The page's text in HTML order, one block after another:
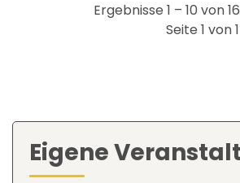
Ergebnisse 1 – 10 von
Seite 1 von
Eigene